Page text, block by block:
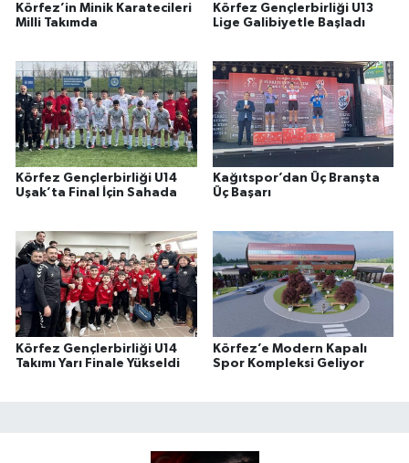
Körfez’in Minik Karatecileri
Milli Takımda
Körfez Gençlerbirliği U13
Lige Galibiyetle Başladı
Körfez Gençlerbirliği U14
Uşak’ta Final İçin Sahada
Kağıtspor’dan Üç Branşta
Üç Başarı
Körfez Gençlerbirliği U14
Takımı Yarı Finale Yükseldi
Körfez’e Modern Kapalı
Spor Kompleksi Geliyor